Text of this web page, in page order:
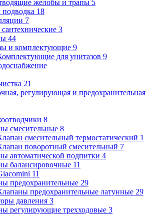
желобы и трапы 5
подводка 18
7
3
44
и комплектующие 9
для унитазов 9
21
регулирующая и предохранительная
8
cмесительные 8
cмесительный термостатический 1
поворотный cмесительный 7
автоматической подпитки 4
балансировочные 11
11
предохранительные 29
предохранительные латунные 29
давления 3
регулирующие трехходовые 3